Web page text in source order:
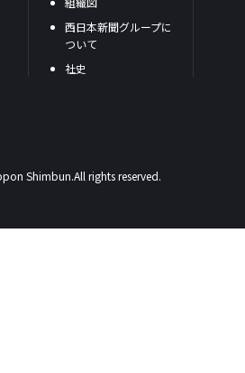
西日本新聞グループに
ついて
社史
Shimbun.All rights reserved.